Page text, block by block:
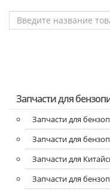
Запчасти для
Запчасти для
Запчасти для
Запчасти для
Запчасти для